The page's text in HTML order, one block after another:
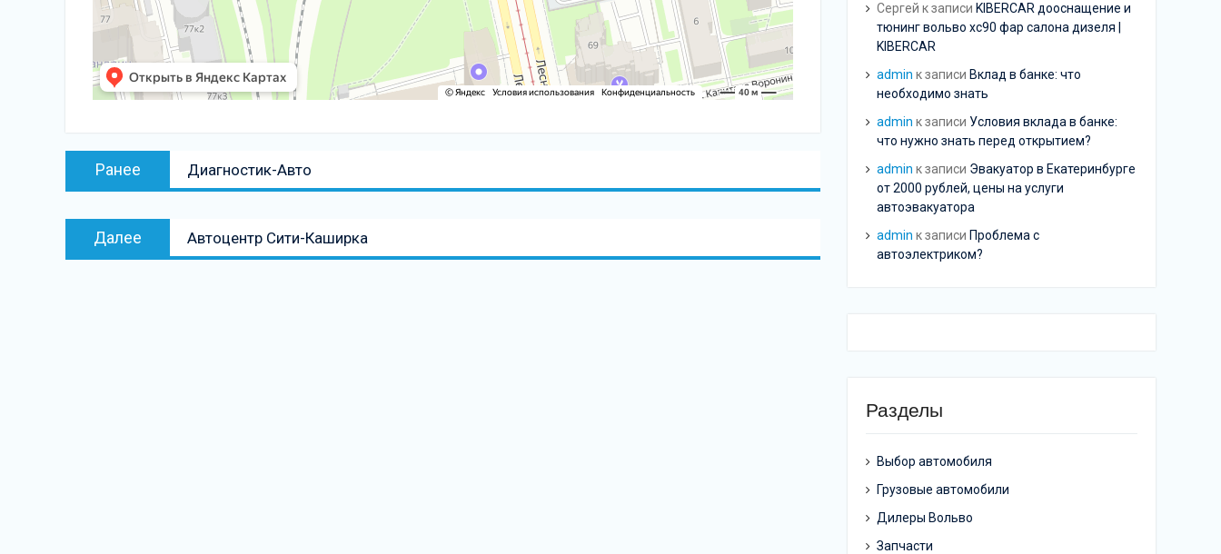
Навигация
Ранее
Предыдущая
запись:
Диагностик-Авто
Далее
Следующая
запись
Автоцентр Сити-Каширка
Сергей к записи KIBERCAR дооснащение и
тюнинг вольво хс90 фар салона дизеля |
KIBERCAR
admin к записи Вклад в банке: что
необходимо знать
admin к записи Условия вклада в банке:
что нужно знать перед открытием?
admin к записи Эвакуатор в Екатеринбурге
от 2000 рублей, цены на услуги
автоэвакуатора
admin к записи Проблема с
автоэлектриком?
Разделы
Выбор автомобиля
Грузовые автомобили
Дилеры Вольво
Запчасти